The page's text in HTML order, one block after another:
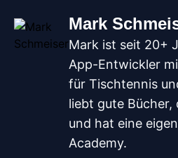
Mark
Mark ist seit 20+
App-Entwickler
für Tischtennis
liebt gute
und hat eine
Academy.